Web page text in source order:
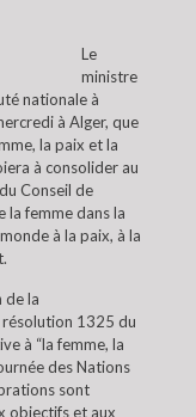
Le
ministre
nationale à
à Alger, que
la paix et la
à consolider au
Conseil de
la femme dans la
à la paix, à la
de la
1325 du
à “la femme, la
des Nations
sont
objectifs et aux